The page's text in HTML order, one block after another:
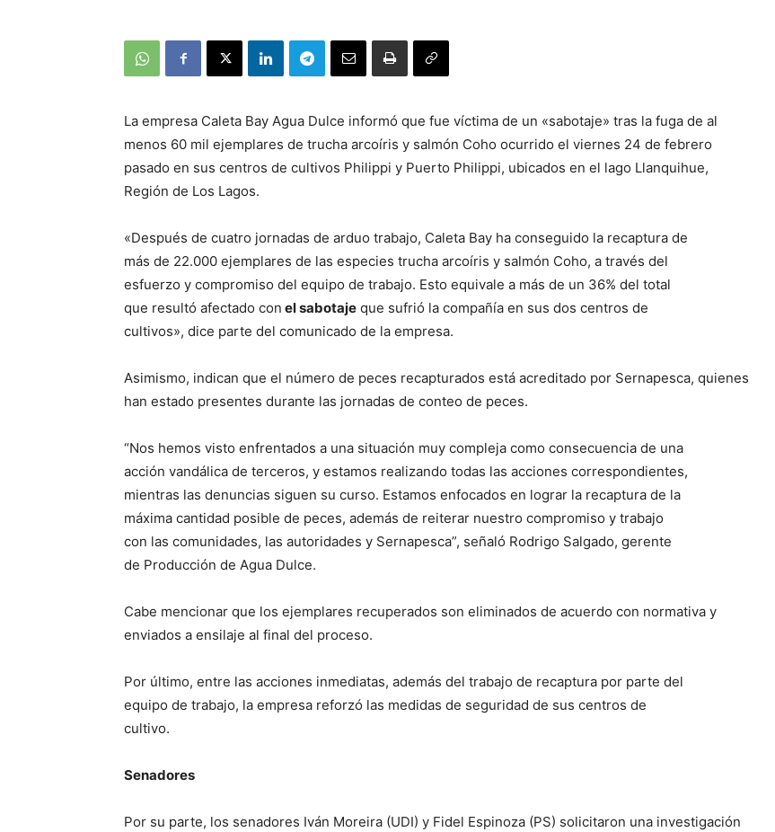
La empresa Caleta Bay Agua Dulce informó que fue víctima de un «sabotaje» tras la fuga de al
menos 60 mil ejemplares de trucha arcoíris y salmón Coho ocurrido el viernes 24 de febrero
pasado en sus centros de cultivos Philippi y Puerto Philippi, ubicados en el lago Llanquihue,
Región de Los Lagos.
«Después de cuatro jornadas de arduo trabajo, Caleta Bay ha conseguido la recaptura de
más de 22.000 ejemplares de las especies trucha arcoíris y salmón Coho, a través del
esfuerzo y compromiso del equipo de trabajo. Esto equivale a más de un 36% del total
que resultó afectado con el sabotaje que sufrió la compañía en sus dos centros de
cultivos», dice parte del comunicado de la empresa.
Asimismo, indican que el número de peces recapturados está acreditado por Sernapesca, quienes
han estado presentes durante las jornadas de conteo de peces.
“Nos hemos visto enfrentados a una situación muy compleja como consecuencia de una
acción vandálica de terceros, y estamos realizando todas las acciones correspondientes,
mientras las denuncias siguen su curso. Estamos enfocados en lograr la recaptura de la
máxima cantidad posible de peces, además de reiterar nuestro compromiso y trabajo
con las comunidades, las autoridades y Sernapesca”, señaló Rodrigo Salgado, gerente
de Producción de Agua Dulce.
Cabe mencionar que los ejemplares recuperados son eliminados de acuerdo con normativa y
enviados a ensilaje al final del proceso.
Por último, entre las acciones inmediatas, además del trabajo de recaptura por parte del
equipo de trabajo, la empresa reforzó las medidas de seguridad de sus centros de
cultivo.
Senadores
Por su parte, los senadores Iván Moreira (UDI) y Fidel Espinoza (PS) solicitaron una investigación